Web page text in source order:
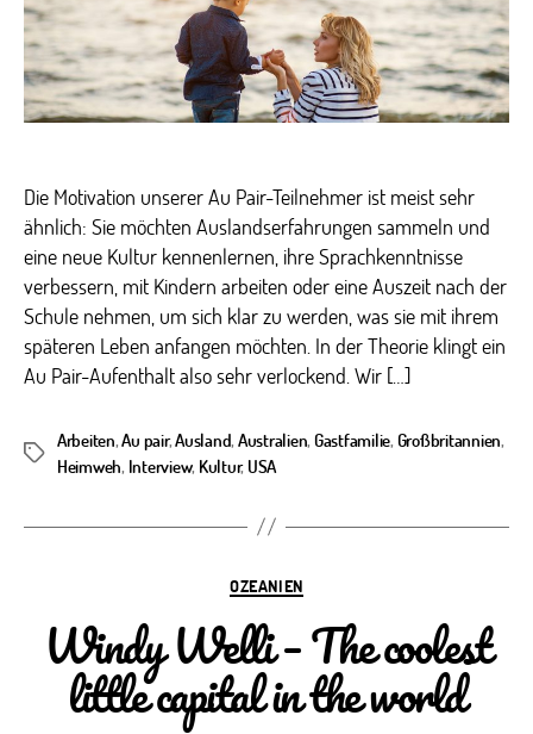
drei
–
Teil
Die Motivation unserer Au Pair-Teilnehmer ist meist sehr
ähnlich: Sie möchten Auslandserfahrungen sammeln und
eine neue Kultur kennenlernen, ihre Sprachkenntnisse
verbessern, mit Kindern arbeiten oder eine Auszeit nach der
Schule nehmen, um sich klar zu werden, was sie mit ihrem
späteren Leben anfangen möchten. In der Theorie klingt ein
Au Pair-Aufenthalt also sehr verlockend. Wir […]
Schlagwörter
Arbeiten,Au pair,Ausland, Australien, Gastfamilie, Großbritannien,
Heimweh, Interview, Kultur, USA
Kategorien
OZEANIEN
Windy Welli – The coolest
little capital in the world